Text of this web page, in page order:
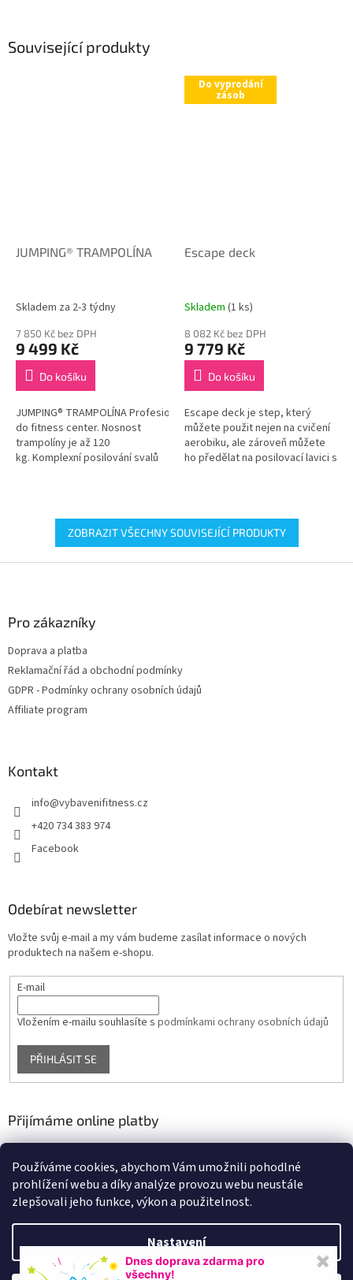
Používáme cookies, abychom Vám umožnili pohodlné
prohlížení webu a díky analýze provozu webu neustále
zlepšovali jeho funkce, výkon a použitelnost.
Nastavení
Související produkty
JUMPING® TRAMPOLÍNA
Skladem za 2-3 týdny
7 850 Kč bez DPH
9 499 Kč
Do košíku
JUMPING® TRAMPOLÍNA Profesionální vhodná
do fitness center. Nosnost
trampolíny je až 120
kg. Komplexní posilování svalů
Do vyprodání
zásob
Escape deck
Skladem (1 ks)
8 082 Kč bez DPH
9 779 Kč
Do košíku
Escape deck je step, který
můžete použit nejen na cvičení
aerobiku, ale zároveň můžete
ho předělat na posilovací lavici s
ZOBRAZIT VŠECHNY SOUVISEJÍCÍ PRODUKTY
Pro zákazníky
Doprava a platba
Reklamační řád a obchodní podmínky
GDPR - Podmínky ochrany osobních údajů
Affiliate program
Kontakt
info@vybavenifitness.cz
+420 734 383 974
Facebook
Odebírat newsletter
Vložte svůj e-mail a my vám budeme zasílat informace o nových
produktech na našem e-shopu.
E-mail
Vložením e-mailu souhlasíte s podmínkami ochrany osobních údajů
PŘIHLÁSIT SE
Přijímáme online platby
Vytvořil Shoptet
Dnes doprava zdarma pro
všechny!
✖